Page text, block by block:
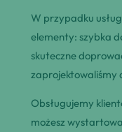
W przypadku
elementy: szybka
skuteczne
zaprojektowaliśmy
Obsługujemy
możesz